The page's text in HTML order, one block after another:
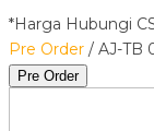
*Harga Hubungi
Pre Order / AJ-TB
Pre Order